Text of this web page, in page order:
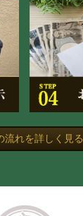
流れを詳しく見る